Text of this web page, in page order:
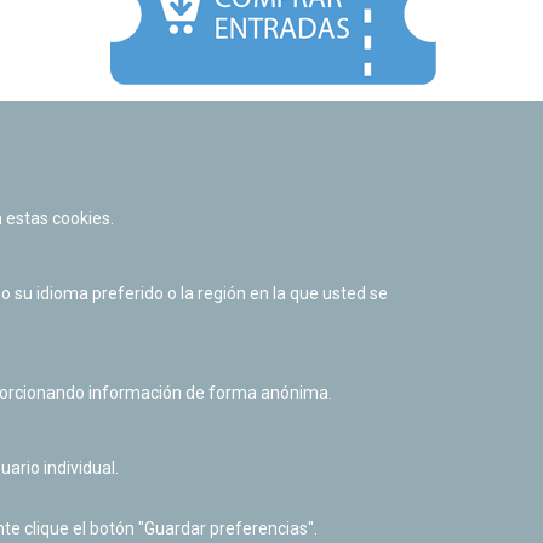
Política de cookies
Derecho de acceso a información pública
cookies.
su idioma preferido o la región en la que usted se
información de forma anónima.
individual.
clique el botón "Guardar preferencias".